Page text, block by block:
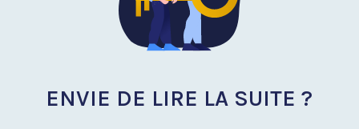
ENVIE DE LIRE LA SUITE ?